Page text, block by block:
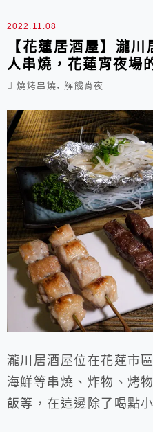
2022.11.08
【花蓮居酒屋】瀧
人串燒，花蓮宵夜場
燒烤串燒,解饞宵夜
瀧川居酒屋位在花蓮市
海鮮等串燒、炸物、烤
飯等，在這邊除了喝點